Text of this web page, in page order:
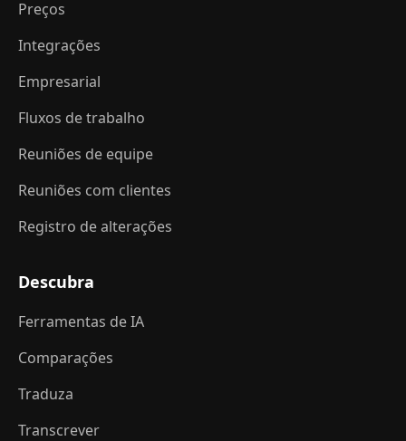
Preços
Integrações
Empresarial
Fluxos de trabalho
Reuniões de equipe
Reuniões com clientes
Registro de alterações
Descubra
Ferramentas de IA
Comparações
Traduza
Transcrever